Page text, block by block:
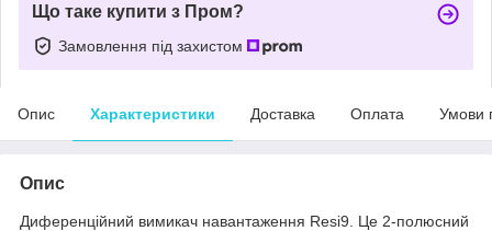
Що таке купити з Пром?
Замовлення під захистом
Опис Характеристики Доставка Оплата Умови
Опис
Диференційний вимикач навантаження Resi9. Це 2-полюсний